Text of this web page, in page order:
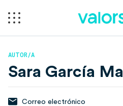
AUTOR/A
Sara García
Correo electrónico